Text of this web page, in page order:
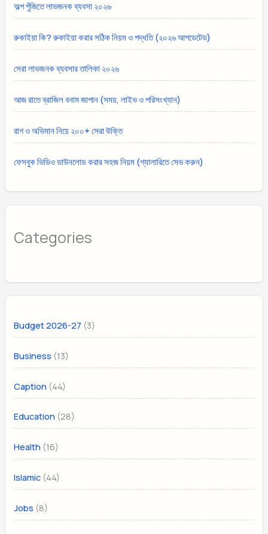
অল্প পুঁজিতে লাভজনক ব্যবসা ২০২৬
রুকাইয়া কি? রুকাইয়া করার সঠিক নিয়ম ও পদ্ধতি (২০২৬ আপডেটেড)
সেরা লাভজনক ব্যবসার তালিকা ২০২৬
আজ রাতে ব্রাজিল বনাম জাপান (সময়, লাইভ ও পরিসংখ্যান)
রাগ ও অভিমান নিয়ে ২০০+ সেরা উক্তি
ফেসবুক ভিডিও ডাউনলোড করার সহজ নিয়ম (গ্যালারিতে সেভ করুন)
Categories
Budget 2026-27 (3)
Business (13)
Caption (44)
Education (28)
Health (16)
Islamic (44)
Jobs (8)